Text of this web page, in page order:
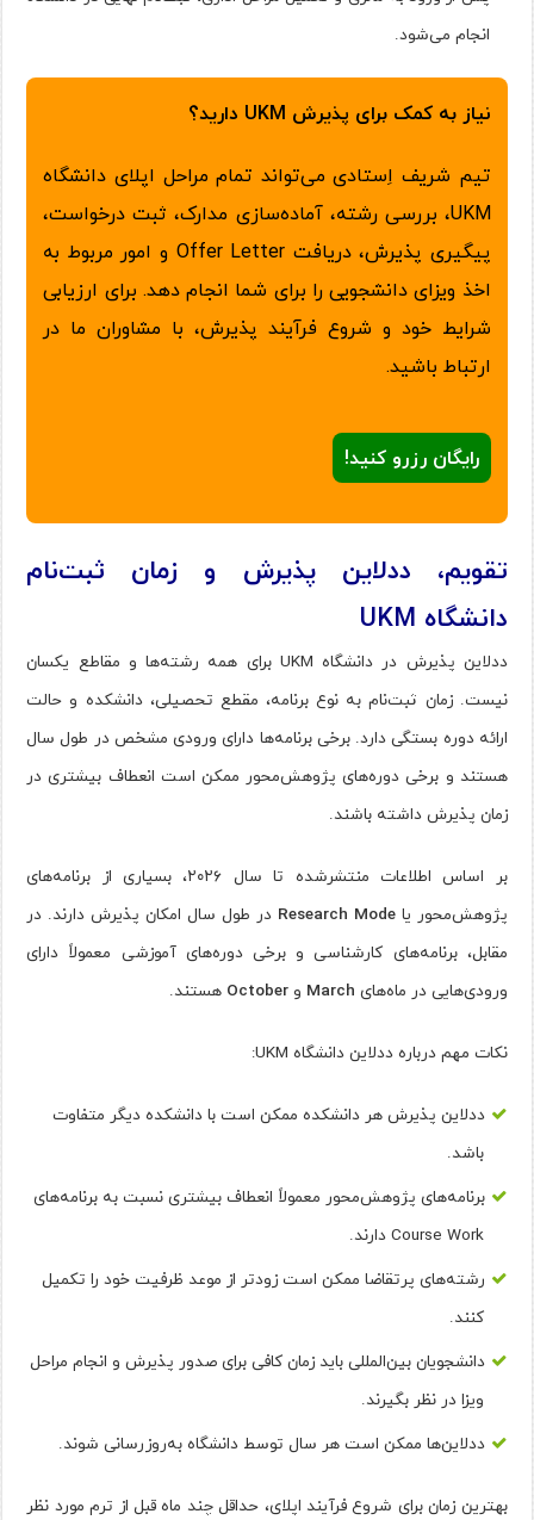
انجام می‌شود.
نیاز به کمک برای پذیرش UKM دارید؟
تیم شریف اِستادی می‌تواند تمام مراحل اپلای دانشگاه
UKM، بررسی رشته، آماده‌سازی مدارک، ثبت درخواست،
پیگیری پذیرش، دریافت Offer Letter و امور مربوط به
اخذ ویزای دانشجویی را برای شما انجام دهد. برای ارزیابی
شرایط خود و شروع فرآیند پذیرش، با مشاوران ما در
ارتباط باشید.
رایگان رزرو کنید!
تقویم، ددلاین پذیرش و زمان ثبت‌نام
دانشگاه UKM
ددلاین پذیرش در دانشگاه UKM برای همه رشته‌ها و مقاطع یکسان
نیست. زمان ثبت‌نام به نوع برنامه، مقطع تحصیلی، دانشکده و حالت
ارائه دوره بستگی دارد. برخی برنامه‌ها دارای ورودی مشخص در طول سال
هستند و برخی دوره‌های پژوهش‌محور ممکن است انعطاف بیشتری در
زمان پذیرش داشته باشند.
بر اساس اطلاعات منتشرشده تا سال ۲۰۲۶، بسیاری از برنامه‌های
پژوهش‌محور یاResearch Mode در طول سال امکان پذیرش دارند. در
مقابل، برنامه‌های کارشناسی و برخی دوره‌های آموزشی معمولاً دارای
ورودی‌هایی در ماه‌های March وOctober هستند.
نکات مهم درباره ددلاین دانشگاه UKM:
ددلاین پذیرش هر دانشکده ممکن است با دانشکده دیگر متفاوت
باشد.
برنامه‌های پژوهش‌محور معمولاً انعطاف بیشتری نسبت به برنامه‌های
Course Work دارند.
رشته‌های پرتقاضا ممکن است زودتر از موعد ظرفیت خود را تکمیل
کنند.
دانشجویان بین‌المللی باید زمان کافی برای صدور پذیرش و انجام مراحل
ویزا در نظر بگیرند.
ددلاین‌ها ممکن است هر سال توسط دانشگاه به‌روزرسانی شوند.
بهترین زمان برای شروع فرآیند اپلای، حداقل چند ماه قبل از ترم مورد نظر